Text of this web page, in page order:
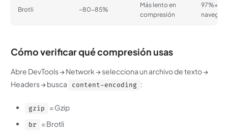
Brotli ~80-85%
Más lento en
compresión
97%+
Cómo verificar qué compresión usas
Abre DevTools → Network → selecciona un archivo de texto →
Headers → busca
content-encoding :
gzip = Gzip
br
= Brotli